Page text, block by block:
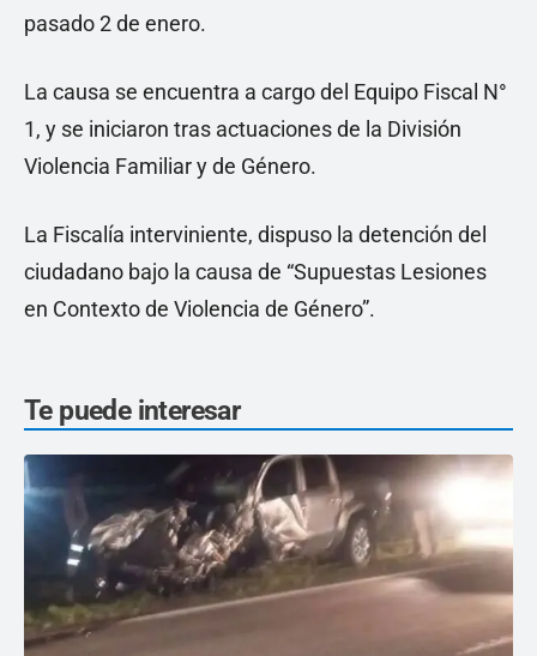
pasado 2 de enero.
La causa se encuentra a cargo del Equipo Fiscal N°
1, y se iniciaron tras actuaciones de la División
Violencia Familiar y de Género.
La Fiscalía interviniente, dispuso la detención del
ciudadano bajo la causa de “Supuestas Lesiones
en Contexto de Violencia de Género”.
Te puede interesar